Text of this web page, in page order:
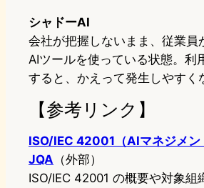
シャドーAI
会社が把握しないまま、従業員
AIツールを使っている状態。利
すると、かえって発生しやすく
【参考リンク】
ISO/IEC 42001（AIマネジメン
JQA （外部）
ISO/IEC 42001 の概要や対象組